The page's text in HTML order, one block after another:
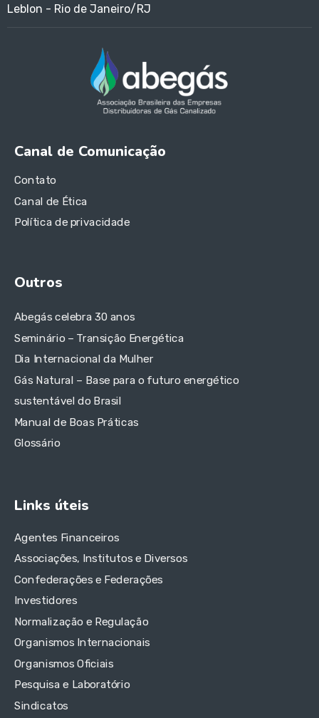
Leblon - Rio de Janeiro/RJ
Canal de Comunicação
Contato
Canal de Ética
Política de privacidade
Outros
Abegás celebra 30 anos
Seminário – Transição Energética
Dia Internacional da Mulher
Gás Natural – Base para o futuro energético
sustentável do Brasil
Manual de Boas Práticas
Glossário
Links úteis
Agentes Financeiros
Associações, Institutos e Diversos
Confederações e Federações
Investidores
Normalização e Regulação
Organismos Internacionais
Organismos Oficiais
Pesquisa e Laboratório
Sindicatos